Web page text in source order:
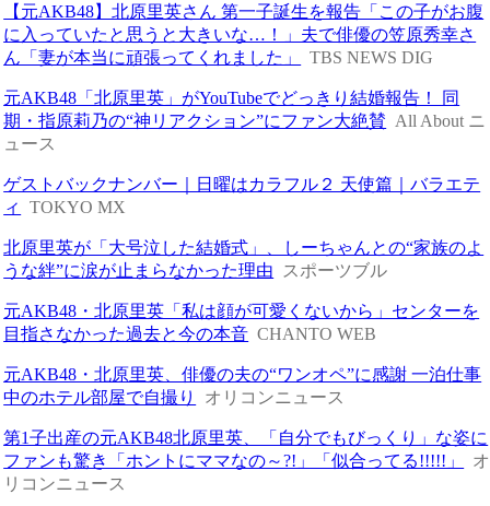
【元AKB48】北原里英さん 第一子誕生を報告「この子がお腹
に入っていたと思うと大きいな…！」夫で俳優の笠原秀幸さ
ん「妻が本当に頑張ってくれました」
TBS NEWS DIG
元AKB48「北原里英」がYouTubeでどっきり結婚報告！ 同
期・指原莉乃の“神リアクション”にファン大絶賛 All About ニ
ュース
ゲストバックナンバー｜日曜はカラフル２ 天使篇｜バラエテ
ィ
TOKYO MX
北原里英が「大号泣した結婚式」、しーちゃんとの“家族のよ
うな絆”に涙が止まらなかった理由
スポーツブル
元AKB48・北原里英「私は顔が可愛くないから」センターを
目指さなかった過去と今の本音 CHANTO WEB
元AKB48・北原里英、俳優の夫の“ワンオペ”に感謝 一泊仕事
中のホテル部屋で自撮り
オリコンニュース
第1子出産の元AKB48北原里英、「自分でもびっくり」な姿に
ファンも驚き「ホントにママなの～?!」「似合ってる!!!!!」
オ
リコンニュース